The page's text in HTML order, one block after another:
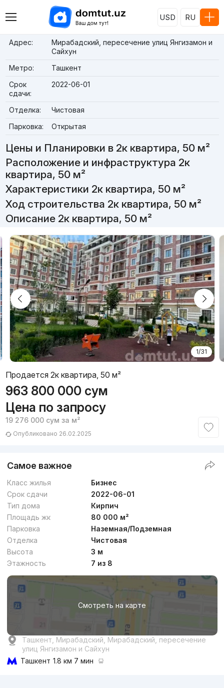
USD RU
Адрес:
Мирабадский, пересечение улиц Янгизамон и
Сайхун
Метро:
Ташкент
Срок
сдачи:
2022-06-01
Отделка:
Чистовая
Парковка:
Открытая
Цены и Планировки в 2к квартира, 50 м²
Расположение и инфраструктура 2к
квартира, 50 м²
Характеристики 2к квартира, 50 м²
Ход строительства 2к квартира, 50 м²
Описание 2к квартира, 50 м²
1/31
Продается 2к квартира, 50 м²
963 800 000 сум
Цена по запросу
19 276 000 сум за м²
Опубликовано 26.02.2025
Самое важное
Класс жилья
Бизнес
Срок сдачи
2022-06-01
Тип дома
Кирпич
Площадь жк
80 000 м²
Парковка
Наземная/Подземная
Отделка
Чистовая
Высота
3 м
Этажность
7 из 8
Смотреть на карте
Ташкент, Мирабадский, Мирабадский, пересечение
улиц Янгизамон и Сайхун
Ташкент 1.8 км 7 мин